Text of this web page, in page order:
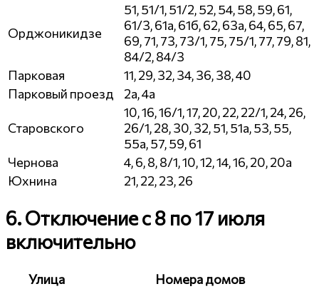
Орджоникидзе
51, 51/1, 51/2, 52, 54, 58, 59, 61,
61/3, 61а, 61б, 62, 63а, 64, 65, 67,
69, 71, 73, 73/1, 75, 75/1, 77, 79, 81,
84/2, 84/3
Парковая
11, 29, 32, 34, 36, 38, 40
Парковый проезд
2а, 4а
Старовского
10, 16, 16/1, 17, 20, 22, 22/1, 24, 26,
26/1, 28, 30, 32, 51, 51а, 53, 55,
55а, 57, 59, 61
Чернова
4, 6, 8, 8/1, 10, 12, 14, 16, 20, 20а
Юхнина
21, 22, 23, 26
6. Отключение с 8 по 17 июля
включительно
Улица Номера домов